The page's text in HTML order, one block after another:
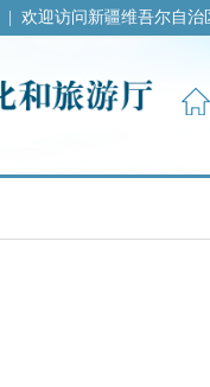
欢迎访问新疆维吾尔自